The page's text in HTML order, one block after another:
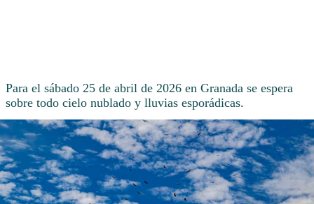
Para el sábado 25 de abril de 2026 en Granada se espera
sobre todo cielo nublado y lluvias esporádicas.